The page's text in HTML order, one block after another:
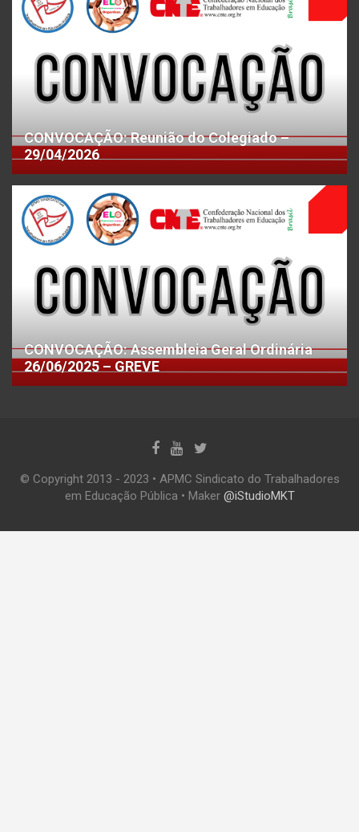
CONVOCAÇÃO: Reunião do Colegiado –
29/04/2026
CONVOCAÇÃO: Assembleia Geral Ordinária
26/06/2025 – GREVE
© Copyright 2013 - 2023 • APMC Sindicato do Trabalhadores
em Educação Pública • Maker @iStudioMKT